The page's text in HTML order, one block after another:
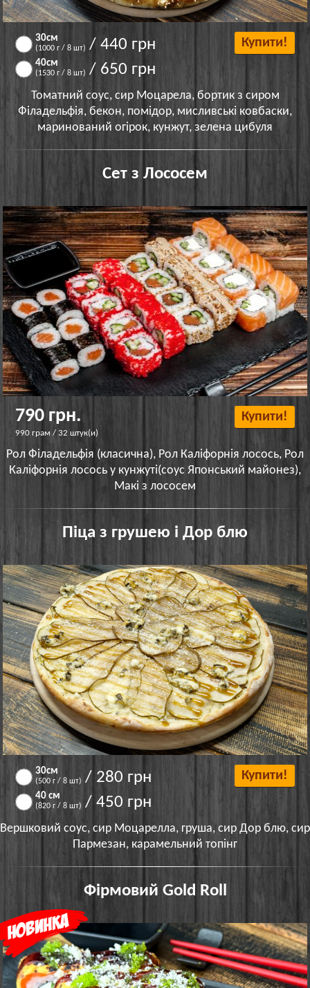
30см
(1000 г / 8 шт) / 440 грн
40см
(1530 г / 8 шт) / 650 грн
Купити!
Томатний соус, сир Моцарела, бортик з сиром
Філадельфія, бекон, помідор, мисливські ковбаски,
маринований огірок, кунжут, зелена цибуля
Сет з Лососем
790 грн.
990 грам / 32 штук(и)
Купити!
Рол Філадельфія (класична), Рол Каліфорнія лосось, Рол
Каліфорнія лосось у кунжуті(соус Японський майонез),
Макі з лососем
Піца з грушею і Дор блю
30см
(500 г / 8 шт) / 280 грн
40 см
(820 г / 8 шт) / 450 грн
Купити!
Вершковий соус, сир Моцарелла, груша, сир Дор блю, сир
Пармезан, карамельний топінг
Фірмовий Gold Roll